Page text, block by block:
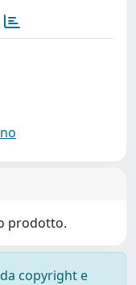
prodotto.
copyright e